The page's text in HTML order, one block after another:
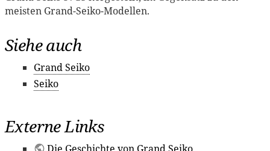
meisten Grand-Seiko-Modellen.
Siehe auch
Grand Seiko
Seiko
Externe Links